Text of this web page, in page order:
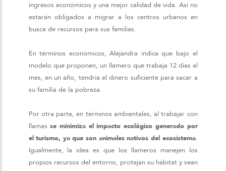
ingresos económicos y una mejor calidad de vida. Así no
estarán obligados a migrar a los centros urbanos en
busca de recursos para sus familias.
En términos económicos, Alejandra indica que bajo el
modelo que proponen, un llamero que trabaja 12 días al
mes, en un año, tendría el dinero suficiente para sacar a
su familia de la pobreza.
Por otra parte, en términos ambientales, al trabajar con
llamasse minimiza el impacto ecológico generado por
el turismo, ya que son animales nativos del ecosistema.
Igualmente, la idea es que los llameros manejen los
propios recursos del entorno, protejan su hábitat y sean